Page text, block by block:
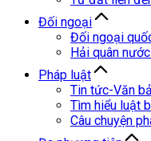
Đối ngoại
Đối ngoại
Hải quân
Pháp luật
Tin tức-Văn
Tìm hiểu luật
Câu chuyện